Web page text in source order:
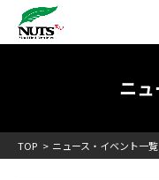
日本最大級のキャンピングカー
RV[テレビCM放送]
ニ
TOP ニュース・イベント一覧